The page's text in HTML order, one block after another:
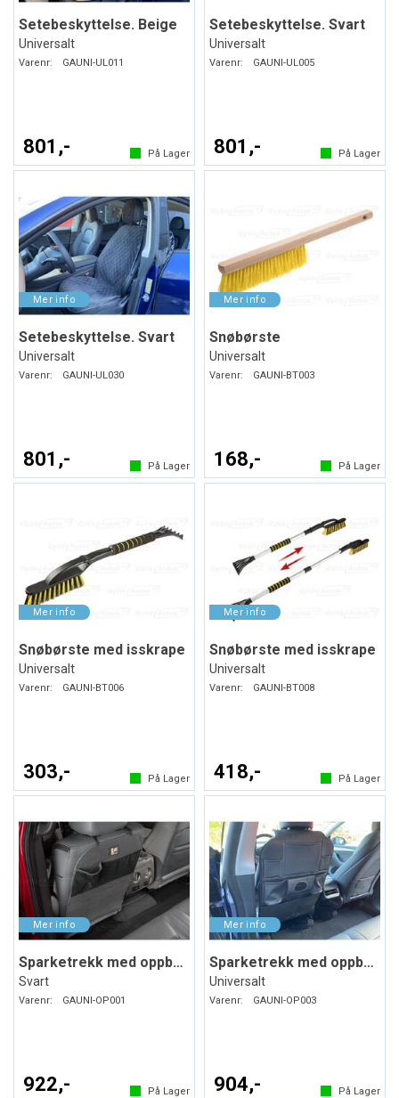
Setebeskyttelse. Beige
Universalt
Varenr: GAUNI-UL011
801,- På Lager
Setebeskyttelse. Svart
Universalt
Varenr: GAUNI-UL005
801,- På Lager
Setebeskyttelse. Svart
Universalt
Varenr: GAUNI-UL030
801,- På Lager
Snøbørste
Universalt
Varenr: GAUNI-BT003
168,- På Lager
Snøbørste med isskrape
Universalt
Varenr: GAUNI-BT006
303,- På Lager
Snøbørste med isskrape
Universalt
Varenr: GAUNI-BT008
418,- På Lager
Sparketrekk med oppbevaring
Svart
Varenr: GAUNI-OP001
922,- På Lager
Sparketrekk med oppbevaring
Universalt
Varenr: GAUNI-OP003
904,- På Lager